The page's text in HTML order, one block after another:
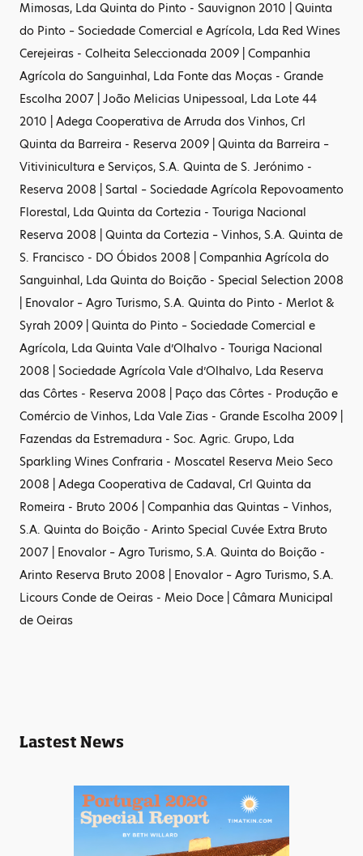
Mimosas, Lda Quinta do Pinto - Sauvignon 2010 | Quinta
do Pinto – Sociedade Comercial e Agrícola, Lda Red Wines
Cerejeiras - Colheita Seleccionada 2009 | Companhia
Agrícola do Sanguinhal, Lda Fonte das Moças - Grande
Escolha 2007 | João Melicias Unipessoal, Lda Lote 44
2010 | Adega Cooperativa de Arruda dos Vinhos, Crl
Quinta da Barreira - Reserva 2009 | Quinta da Barreira –
Vitivinicultura e Serviços, S.A. Quinta de S. Jerónimo -
Reserva 2008 | Sartal – Sociedade Agrícola Repovoamento
Florestal, Lda Quinta da Cortezia - Touriga Nacional
Reserva 2008 | Quinta da Cortezia – Vinhos, S.A. Quinta de
S. Francisco - DO Óbidos 2008 | Companhia Agrícola do
Sanguinhal, Lda Quinta do Boição - Special Selection 2008
| Enovalor – Agro Turismo, S.A. Quinta do Pinto - Merlot &
Syrah 2009 | Quinta do Pinto – Sociedade Comercial e
Agrícola, Lda Quinta Vale d’Olhalvo - Touriga Nacional
2008 | Sociedade Agrícola Vale d’Olhalvo, Lda Reserva
das Côrtes - Reserva 2008 | Paço das Côrtes - Produção e
Comércio de Vinhos, Lda Vale Zias - Grande Escolha 2009 |
Fazendas da Estremadura - Soc. Agric. Grupo, Lda
Sparkling Wines Confraria - Moscatel Reserva Meio Seco
2008 | Adega Cooperativa de Cadaval, Crl Quinta da
Romeira - Bruto 2006 | Companhia das Quintas – Vinhos,
S.A. Quinta do Boição - Arinto Special Cuvée Extra Bruto
2007 | Enovalor – Agro Turismo, S.A. Quinta do Boição -
Arinto Reserva Bruto 2008 | Enovalor – Agro Turismo, S.A.
Licours Conde de Oeiras - Meio Doce | Câmara Municipal
de Oeiras
Lastest News